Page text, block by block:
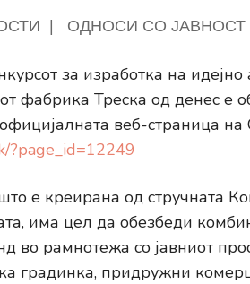
ОДНОСИ СО ЈАВНОСТ
за изработка на
фабрика Треска од денес е
веб-страница
?page_id=12249
е креирана од стручната
има цел да обезбеди
во рамнотежа со јавниот
градинка, придружни